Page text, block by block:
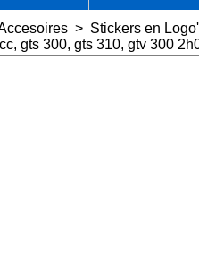
> Stickers en
gts 300, gts 310, gtv 300